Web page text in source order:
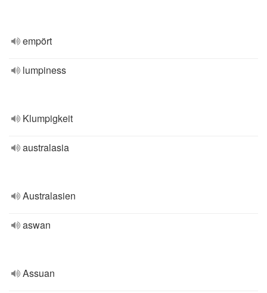
empört
lumpiness
Klumpigkeit
australasia
Australasien
aswan
Assuan